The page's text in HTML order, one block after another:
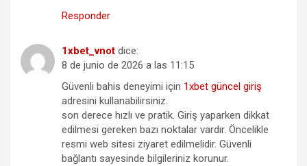
Responder
1xbet_vnot dice:
8 de junio de 2026 a las 11:15
Güvenli bahis deneyimi için 1xbet güncel giriş
adresini kullanabilirsiniz.
son derece hızlı ve pratik. Giriş yaparken dikkat
edilmesi gereken bazı noktalar vardır. Öncelikle
resmi web sitesi ziyaret edilmelidir. Güvenli
bağlantı sayesinde bilgileriniz korunur.